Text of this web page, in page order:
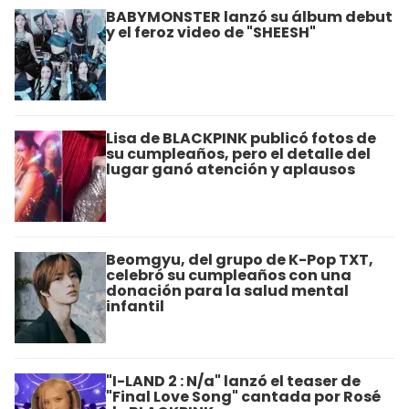
BABYMONSTER lanzó su álbum debut
y el feroz video de "SHEESH"
Lisa de BLACKPINK publicó fotos de
su cumpleaños, pero el detalle del
lugar ganó atención y aplausos
Beomgyu, del grupo de K-Pop TXT,
celebró su cumpleaños con una
donación para la salud mental
infantil
"I-LAND 2 : N/a" lanzó el teaser de
"Final Love Song" cantada por Rosé